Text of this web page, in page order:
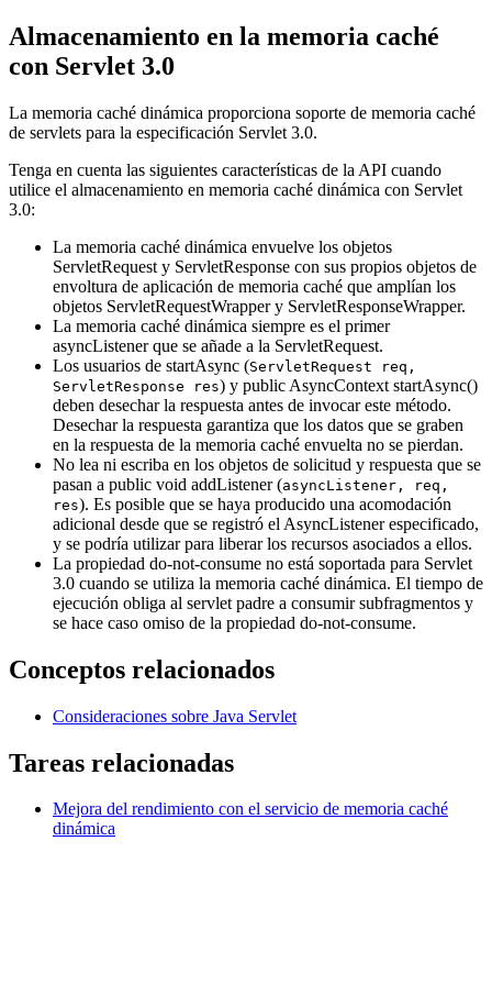
Almacenamiento en la memoria caché
con Servlet 3.0
La memoria caché dinámica proporciona soporte de memoria caché
de servlets para la especificación Servlet 3.0.
Tenga en cuenta las siguientes características de la API cuando
utilice el almacenamiento en memoria caché dinámica con Servlet
3.0:
La memoria caché dinámica envuelve los objetos
ServletRequest y ServletResponse con sus propios objetos de
envoltura de aplicación de memoria caché que amplían los
objetos ServletRequestWrapper y ServletResponseWrapper.
La memoria caché dinámica siempre es el primer
asyncListener que se añade a la ServletRequest.
Los usuarios de startAsync (ServletRequest req,
ServletResponse res) y public AsyncContext startAsync()
deben desechar la respuesta antes de invocar este método.
Desechar la respuesta garantiza que los datos que se graben
en la respuesta de la memoria caché envuelta no se pierdan.
No lea ni escriba en los objetos de solicitud y respuesta que se
pasan a public void addListener (asyncListener, req,
res). Es posible que se haya producido una acomodación
adicional desde que se registró el AsyncListener especificado,
y se podría utilizar para liberar los recursos asociados a ellos.
La propiedad do-not-consume no está soportada para Servlet
3.0 cuando se utiliza la memoria caché dinámica. El tiempo de
ejecución obliga al servlet padre a consumir subfragmentos y
se hace caso omiso de la propiedad do-not-consume.
Conceptos relacionados
Consideraciones sobre Java Servlet
Tareas relacionadas
Mejora del rendimiento con el servicio de memoria caché
dinámica